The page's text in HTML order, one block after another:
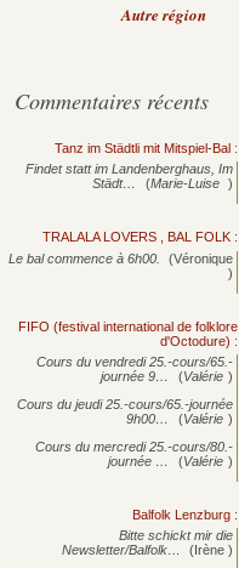
Autre région
Commentaires récents
Tanz im Städtli mit Mitspiel-Bal :
Findet statt im Landenberghaus, Im
Städt…
(Marie-Luise )
TRALALA LOVERS , BAL FOLK :
Le bal commence à 6h00.
(Véronique
)
FIFO (festival international de folklore
d'Octodure) :
Cours du vendredi 25.-cours/65.-
journée 9… (Valérie )
Cours du jeudi 25.-cours/65.-journée
9h00…
(Valérie )
Cours du mercredi 25.-cours/80.-
journée … (Valérie )
Balfolk Lenzburg :
Bitte schickt mir die
Newsletter/Balfolk…
(Irène )